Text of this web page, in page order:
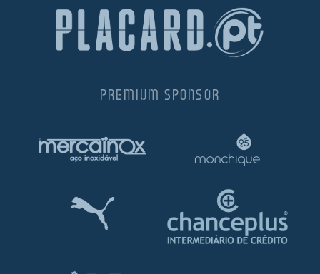
PREMIUM SPONSOR